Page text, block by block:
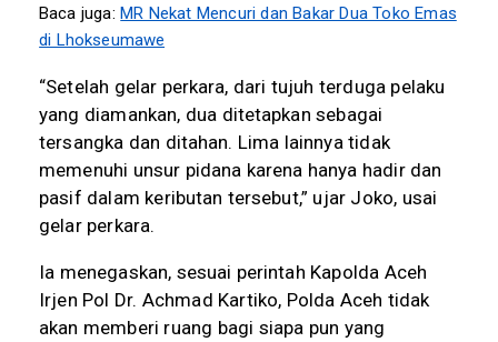
Baca juga: MR Nekat Mencuri dan Bakar Dua Toko Emas
di Lhokseumawe
“Setelah gelar perkara, dari tujuh terduga pelaku
yang diamankan, dua ditetapkan sebagai
tersangka dan ditahan. Lima lainnya tidak
memenuhi unsur pidana karena hanya hadir dan
pasif dalam keributan tersebut,” ujar Joko, usai
gelar perkara.
Ia menegaskan, sesuai perintah Kapolda Aceh
Irjen Pol Dr. Achmad Kartiko, Polda Aceh tidak
akan memberi ruang bagi siapa pun yang